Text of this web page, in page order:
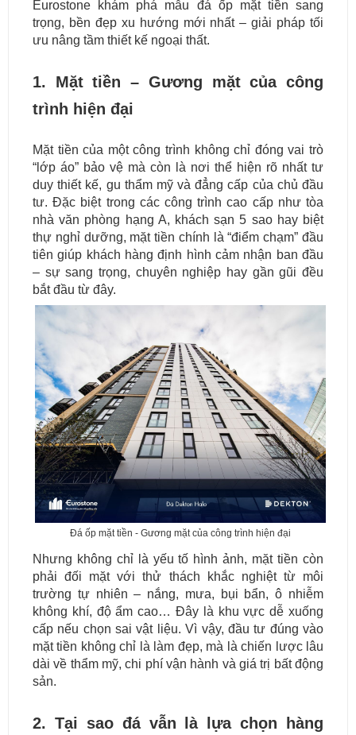
Eurostone khám phá mẫu đá ốp mặt tiền sang
trọng, bền đẹp xu hướng mới nhất – giải pháp tối
ưu nâng tầm thiết kế ngoại thất.
1. Mặt tiền – Gương mặt của công
trình hiện đại
Mặt tiền của một công trình không chỉ đóng vai trò
“lớp áo” bảo vệ mà còn là nơi thể hiện rõ nhất tư
duy thiết kế, gu thẩm mỹ và đẳng cấp của chủ đầu
tư. Đặc biệt trong các công trình cao cấp như tòa
nhà văn phòng hạng A, khách sạn 5 sao hay biệt
thự nghỉ dưỡng, mặt tiền chính là “điểm chạm” đầu
tiên giúp khách hàng định hình cảm nhận ban đầu
– sự sang trọng, chuyên nghiệp hay gần gũi đều
bắt đầu từ đây.
Đá ốp mặt tiền - Gương mặt của công trình hiện đại
Nhưng không chỉ là yếu tố hình ảnh, mặt tiền còn
phải đối mặt với thử thách khắc nghiệt từ môi
trường tự nhiên – nắng, mưa, bụi bẩn, ô nhiễm
không khí, độ ẩm cao… Đây là khu vực dễ xuống
cấp nếu chọn sai vật liệu. Vì vậy, đầu tư đúng vào
mặt tiền không chỉ là làm đẹp, mà là chiến lược lâu
dài về thẩm mỹ, chi phí vận hành và giá trị bất động
sản.
2. Tại sao đá vẫn là lựa chọn hàng